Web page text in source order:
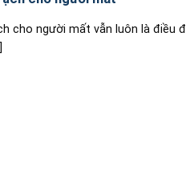
cho người mất vẫn luôn là điều